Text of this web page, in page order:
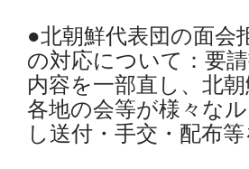
●北朝鮮代表団の面会
の対応について：要
内容を一部直し、北
各地の会等が様々な
し送付・手交・配布